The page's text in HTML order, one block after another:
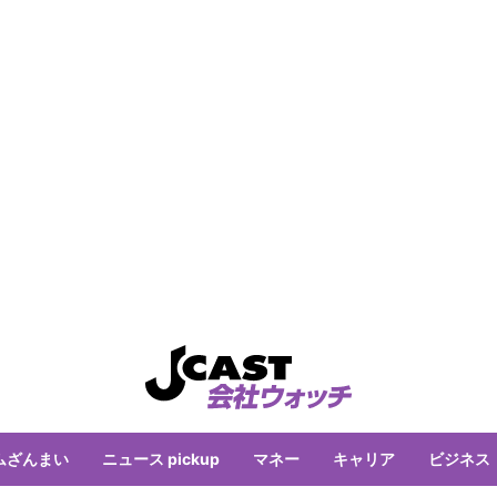
ざんまい ニュース pickup マネー キャリア ビジネス